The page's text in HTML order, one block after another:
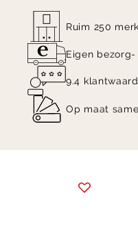
Ruim 250
Eigen
9.4
Op maat